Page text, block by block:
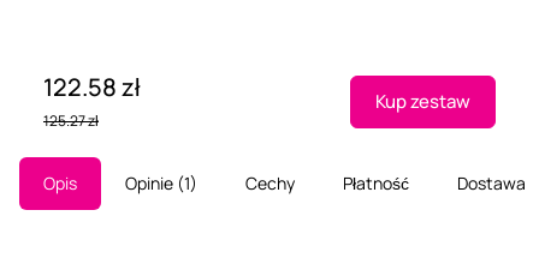
122.58 zł
125.27 zł
Kup zestaw
Opis Opinie 1 Cechy Płatność Dostawa